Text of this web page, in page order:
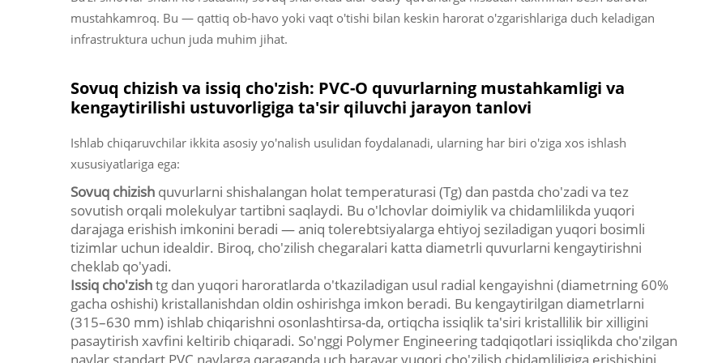
mustahkamroq. Bu — qattiq ob-havo yoki vaqt o'tishi bilan keskin harorat o'zgarishlariga duch keladigan
infrastruktura uchun juda muhim jihat.
Sovuq chizish va issiq cho'zish: PVC-O quvurlarning mustahkamligi va
kengaytirilishi ustuvorligiga ta'sir qiluvchi jarayon tanlovi
Ishlab chiqaruvchilar ikkita asosiy yo'nalish usulidan foydalanadi, ularning har biri o'ziga xos ishlash
xususiyatlariga ega:
Sovuq chizish quvurlarni shishalangan holat temperaturasi (Tg) dan pastda cho'zadi va tez
sovutish orqali molekulyar tartibni saqlaydi. Bu o'lchovlar doimiylik va chidamlilikda yuqori
darajaga erishish imkonini beradi — aniq tolerebtsiyalarga ehtiyoj seziladigan yuqori bosimli
tizimlar uchun idealdir. Biroq, cho'zilish chegaralari katta diametrli quvurlarni kengaytirishni
cheklab qo'yadi.
Issiq cho'zishtg dan yuqori haroratlarda o'tkaziladigan usul radial kengayishni (diametrning 60%
gacha oshishi) kristallanishdan oldin oshirishga imkon beradi. Bu kengaytirilgan diametrlarni
(315–630 mm) ishlab chiqarishni osonlashtirsa-da, ortiqcha issiqlik ta'siri kristallilik bir xilligini
pasaytirish xavfini keltirib chiqaradi. So'nggi Polymer Engineering tadqiqotlari issiqlikda cho'zilgan